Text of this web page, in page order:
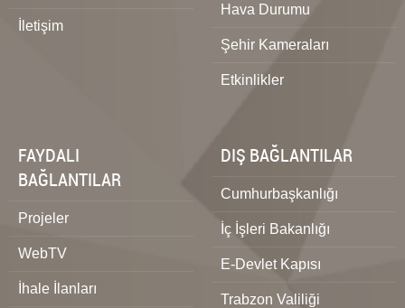
İletişim
Hava Durumu
Şehir Kameraları
Etkinlikler
FAYDALI
BAĞLANTILAR
Projeler
WebTV
İhale İlanları
DIŞ BAĞLANTILAR
Cumhurbaşkanlığı
İç İşleri Bakanlığı
E-Devlet Kapısı
Trabzon Valiliği